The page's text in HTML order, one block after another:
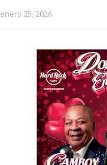
enero 25, 2026